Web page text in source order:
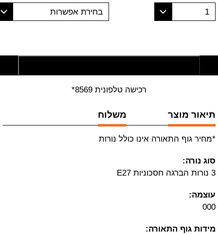
1
בחירת אפשרות
רכישה טלפונית 8569*
תיאור מוצר משלוח
*מחיר גוף התאורה אינו כולל נורות
סוג נורה:
3 נורות הברגה חסכוניות E27
עוצמה:
000
מידות גוף התאורה: